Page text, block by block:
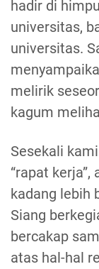
hadir di
universitas,
universitas.
melirik
kagum
Sesekali
“rapat
kadang lebih
Siang
bercakap
atas hal-hal